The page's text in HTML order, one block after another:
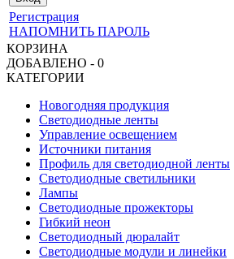
Регистрация
НАПОМНИТЬ ПАРОЛЬ
КОРЗИНА
ДОБАВЛЕНО - 0
КАТЕГОРИИ
Новогодняя продукция
Светодиодные ленты
Управление освещением
Источники питания
Профиль для светодиодной ленты
Светодиодные светильники
Лампы
Светодиодные прожекторы
Гибкий неон
Светодиодный дюралайт
Светодиодные модули и линейки